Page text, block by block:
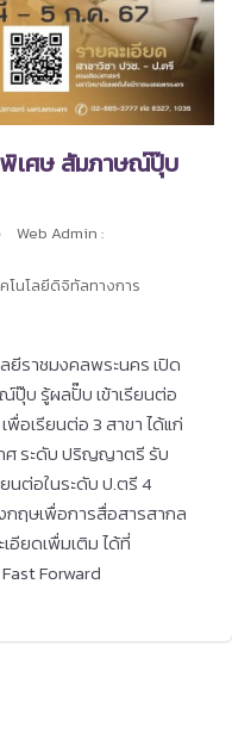
พิเศษ สัมภาษณ์ปุ๊บ
Web Admin :
โนโลยีดิจิทัลทางการ
ยีราชมงคลพระนคร เปิด
ปุ๊บ รู้ผลปั๊บ เข้าเรียนต่อ
พื่อเรียนต่อ 3 สาขา ได้แก่
ทศ ระดับ ปริญญาตรี รับ
นต่อในระดับ ป.ตรี 4
กฤษเพื่อการสื่อสารสากล
อียดเพื่มเติม ได้ที่
Forward